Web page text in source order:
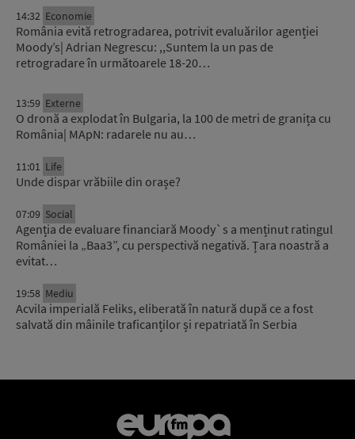
14:32 Economie
România evită retrogradarea, potrivit evaluărilor agenției
Moody’s| Adrian Negrescu: ,,Suntem la un pas de
retrogradare în următoarele 18-20…
13:59 Externe
O dronă a explodat în Bulgaria, la 100 de metri de granița cu
România| MApN: radarele nu au…
11:01 Life
Unde dispar vrăbiile din orașe?
07:09 Social
Agenția de evaluare financiară Moody`s a menținut ratingul
României la „Baa3”, cu perspectivă negativă. Țara noastră a
evitat…
19:58 Mediu
Acvila imperială Feliks, eliberată în natură după ce a fost
salvată din mâinile traficanților și repatriată în Serbia